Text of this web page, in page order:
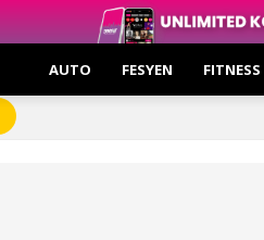
Gajet
AUTO FESYEN FITNESS